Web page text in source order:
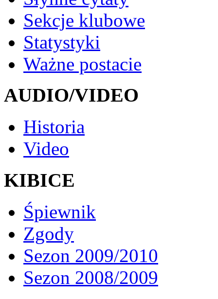
Sekcje klubowe
Statystyki
Ważne postacie
AUDIO/VIDEO
Historia
Video
KIBICE
Śpiewnik
Zgody
Sezon 2009/2010
Sezon 2008/2009